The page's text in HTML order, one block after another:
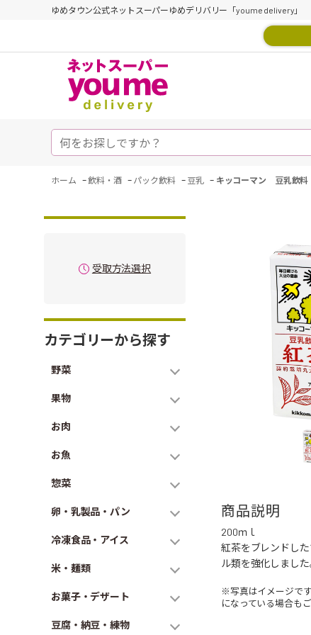
ゆめタウン公式ネットスーパーゆめデリバリー「youme delivery」
ホーム -飲料・酒 - パック飲料 - 豆乳 - キッコーマン 豆乳飲
受取方法選択
カテゴリーから探す
野菜
果物
お肉
お魚
惣菜
卵・乳製品・パン
冷凍食品・アイス
米・麺類
お菓子・デザート
豆腐・納豆・練物
商品説明
200ｍｌ
紅茶をブレンドし
ル類を強化しまし
※写真はイメージで
になっている場合も